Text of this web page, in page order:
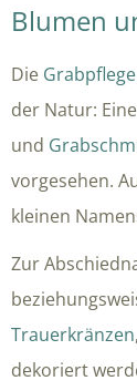
Blumen
Die Grabpflege
der Natur:
und
vorgesehen.
kleinen
Zur
Trauerkränzen
dekoriert